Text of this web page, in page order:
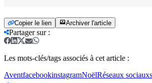
Copier le lien Archiver l'article
Partager sur:
Les mots-clés/tags associés à cet article :
AventfacebookinstagramNoëlRéseaux sociaux